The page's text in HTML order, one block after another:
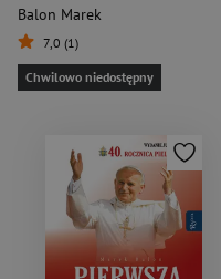
Balon Marek
7,0 (1)
Chwilowo niedostępny